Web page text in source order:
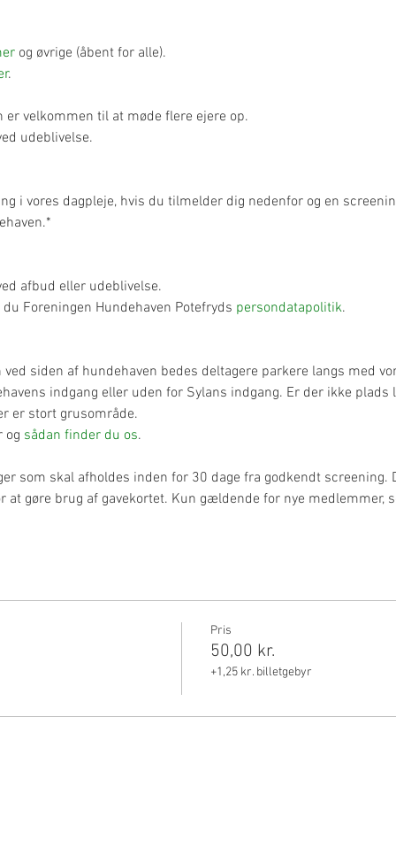
og øvrige (åbent for alle).
.
er velkommen til at møde flere ejere op.
udeblivelse.
i vores dagpleje, hvis du tilmelder dig nedenfor og en
afbud eller udeblivelse.
Foreningen Hundehaven Potefryds persondatapolitik.
siden af hundehaven bedes deltagere parkere langs med
indgang eller uden for Sylans indgang. Er der ikke plads
er stort grusområde.
og sådan finder du os.
som skal afholdes inden for 30 dage fra godkendt
at gøre brug af gavekortet. Kun gældende for nye medlemmer,
Pris
50,00 kr.
+1,25 kr. billetgebyr